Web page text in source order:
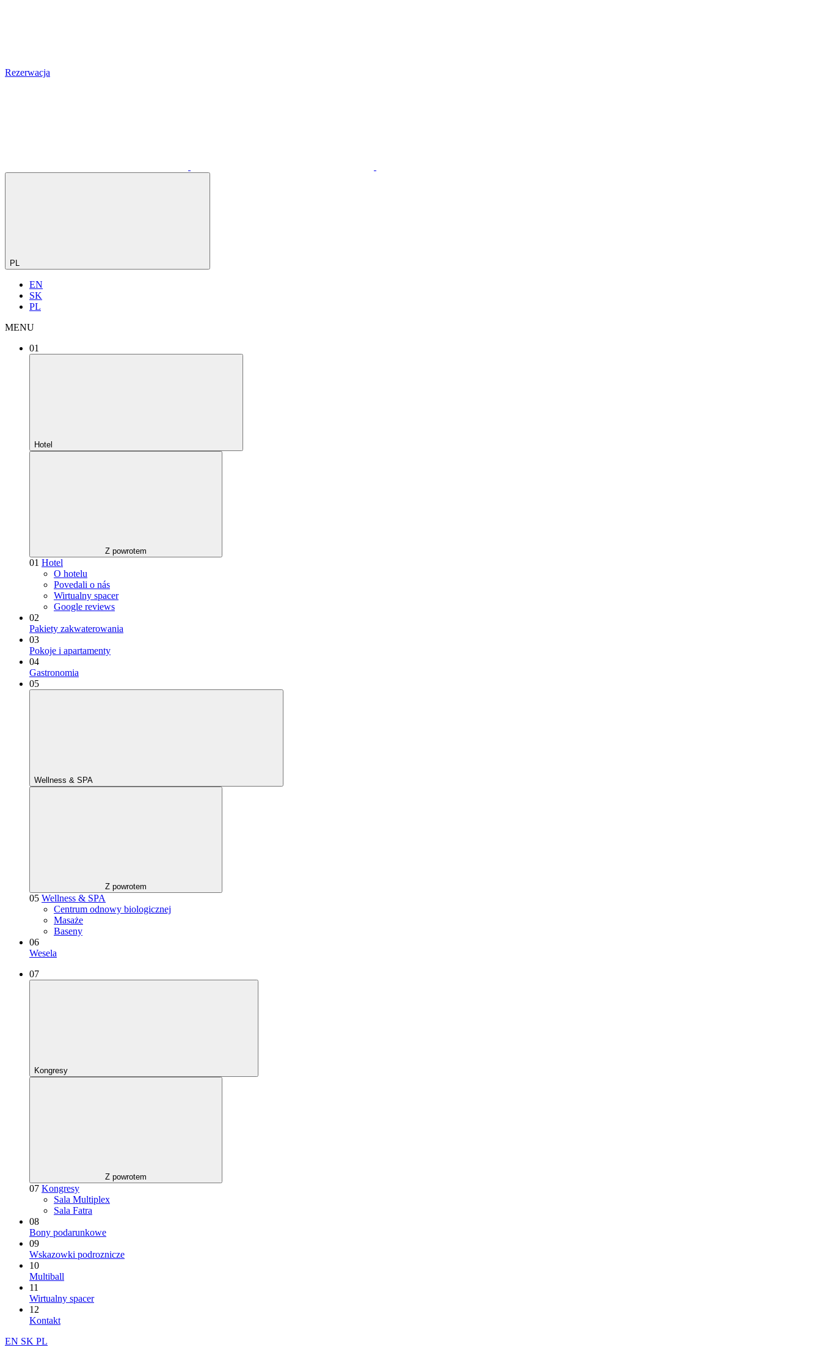
Rezerwacja
PL
EN
SK
PL
MENU
01
Hotel
Z powrotem
01 Hotel
O hotelu
Povedali o nás
Wirtualny spacer
Google reviews
02
Pakiety zakwaterowania
03
Pokoje i apartamenty
04
Gastronomia
05
Wellness & SPA
Z powrotem
05 Wellness & SPA
Centrum odnowy biologicznej
Masaże
Baseny
06
Wesela
07
Kongresy
Z powrotem
07 Kongresy
Sala Multiplex
Sala Fatra
08
Bony podarunkowe
09
Wskazowki podroznicze
10
Multiball
11
Wirtualny spacer
12
Kontakt
EN SK PL